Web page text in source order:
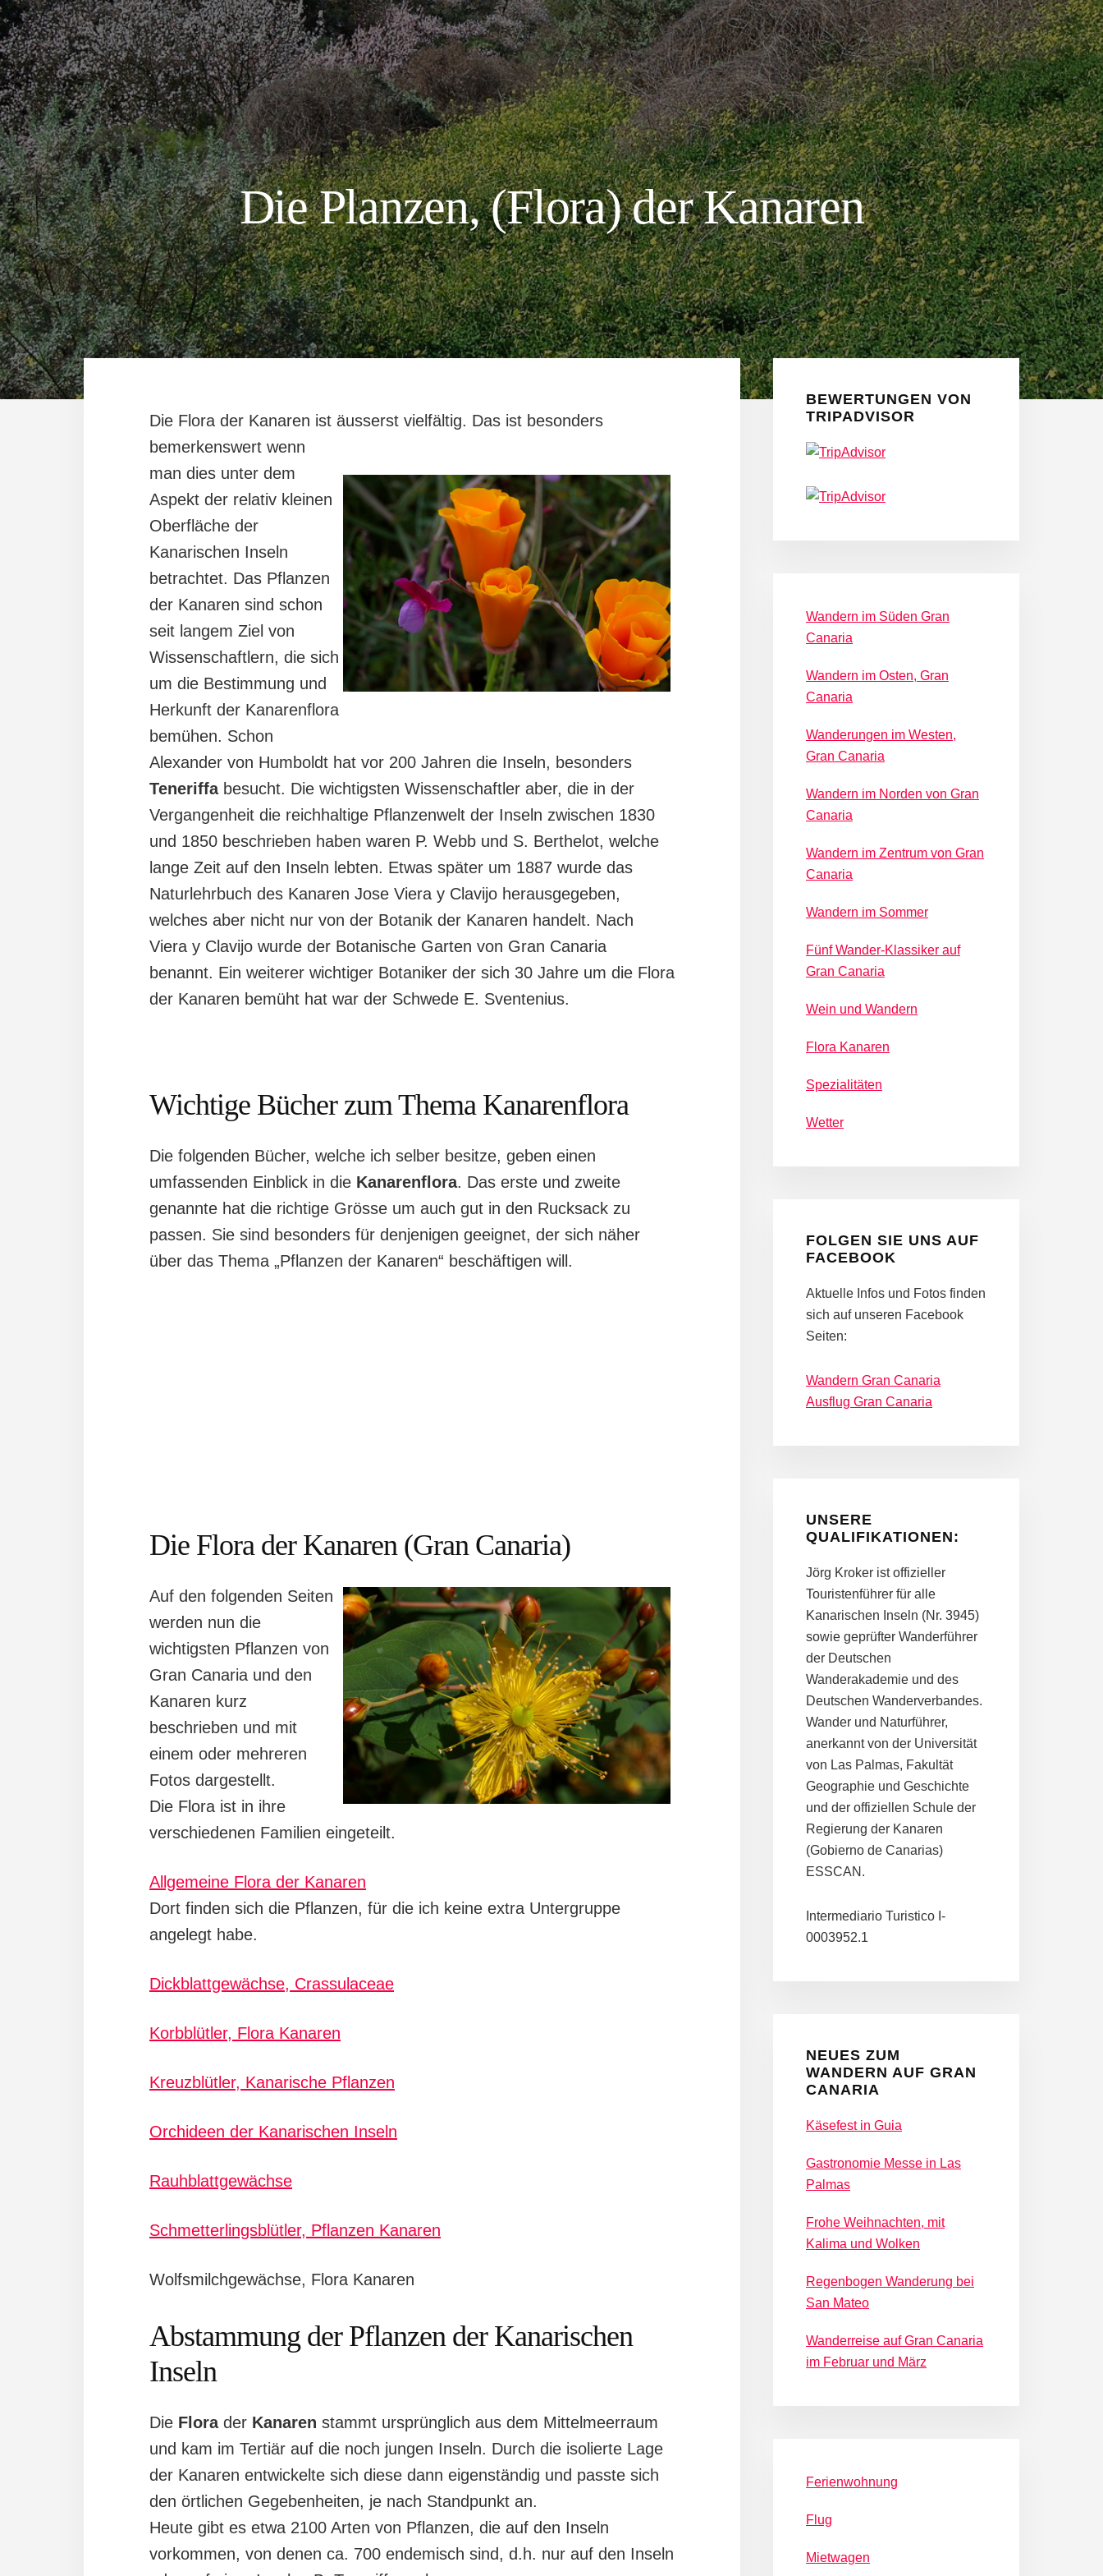
Die Planzen, (Flora) der Kanaren
Die Flora der Kanaren ist äusserst vielfältig. Das ist besonders
bemerkenswert wenn
man dies unter dem
Aspekt der relativ kleinen
Oberfläche der
Kanarischen Inseln
betrachtet. Das Pflanzen
der Kanaren sind schon
seit langem Ziel von
Wissenschaftlern, die sich
um die Bestimmung und
Herkunft der Kanarenflora
bemühen. Schon
Alexander von Humboldt hat vor 200 Jahren die Inseln, besonders
Teneriffabesucht. Die wichtigsten Wissenschaftler aber, die in der
Vergangenheit die reichhaltige Pflanzenwelt der Inseln zwischen 1830
und 1850 beschrieben haben waren P. Webb und S. Berthelot, welche
lange Zeit auf den Inseln lebten. Etwas später um 1887 wurde das
Naturlehrbuch des Kanaren Jose Viera y Clavijo herausgegeben,
welches aber nicht nur von der Botanik der Kanaren handelt. Nach
Viera y Clavijo wurde der Botanische Garten von Gran Canaria
benannt. Ein weiterer wichtiger Botaniker der sich 30 Jahre um die Flora
der Kanaren bemüht hat war der Schwede E. Sventenius.
Wichtige Bücher zum Thema Kanarenflora
Die folgenden Bücher, welche ich selber besitze, geben einen
umfassenden Einblick in die Kanarenflora. Das erste und zweite
genannte hat die richtige Grösse um auch gut in den Rucksack zu
passen. Sie sind besonders für denjenigen geeignet, der sich näher
über das Thema „Pflanzen der Kanaren“ beschäftigen will.
Die Flora der Kanaren (Gran Canaria)
Auf den folgenden Seiten
werden nun die
wichtigsten Pflanzen von
Gran Canaria und den
Kanaren kurz
beschrieben und mit
einem oder mehreren
Fotos dargestellt.
Die Flora ist in ihre
verschiedenen Familien eingeteilt.
Allgemeine Flora der Kanaren
Dort finden sich die Pflanzen, für die ich keine extra Untergruppe
angelegt habe.
Dickblattgewächse, Crassulaceae
Korbblütler, Flora Kanaren
Kreuzblütler, Kanarische Pflanzen
Orchideen der Kanarischen Inseln
Rauhblattgewächse
Schmetterlingsblütler, Pflanzen Kanaren
Wolfsmilchgewächse, Flora Kanaren
Abstammung der Pflanzen der Kanarischen
Inseln
Die Florader Kanaren stammt ursprünglich aus dem Mittelmeerraum
und kam im Tertiär auf die noch jungen Inseln. Durch die isolierte Lage
der Kanaren entwickelte sich diese dann eigenständig und passte sich
den örtlichen Gegebenheiten, je nach Standpunkt an.
Heute gibt es etwa 2100 Arten von Pflanzen, die auf den Inseln
vorkommen, von denen ca. 700 endemisch sind, d.h. nur auf den Inseln
Seitenspalte
BEWERTUNGEN VON
TRIPADVISOR
Wandern im Süden Gran
Canaria
Wandern im Osten, Gran
Canaria
Wanderungen im Westen,
Gran Canaria
Wandern im Norden von Gran
Canaria
Wandern im Zentrum von Gran
Canaria
Wandern im Sommer
Fünf Wander-Klassiker auf
Gran Canaria
Wein und Wandern
Flora Kanaren
Spezialitäten
Wetter
FOLGEN SIE UNS AUF
FACEBOOK
Aktuelle Infos und Fotos finden
sich auf unseren Facebook
Seiten:
Wandern Gran Canaria
Ausflug Gran Canaria
UNSERE
QUALIFIKATIONEN:
Jörg Kroker ist offizieller
Touristenführer für alle
Kanarischen Inseln (Nr. 3945)
sowie geprüfter Wanderführer
der Deutschen
Wanderakademie und des
Deutschen Wanderverbandes.
Wander und Naturführer,
anerkannt von der Universität
von Las Palmas, Fakultät
Geographie und Geschichte
und der offiziellen Schule der
Regierung der Kanaren
(Gobierno de Canarias)
ESSCAN.
Intermediario Turistico I-
0003952.1
NEUES ZUM
WANDERN AUF GRAN
CANARIA
Käsefest in Guia
Gastronomie Messe in Las
Palmas
Frohe Weihnachten, mit
Kalima und Wolken
Regenbogen Wanderung bei
San Mateo
Wanderreise auf Gran Canaria
im Februar und März
Ferienwohnung
Flug
Mietwagen